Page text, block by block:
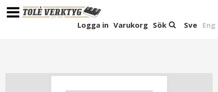
Sve Eng
Sök
Varukorg
Logga in